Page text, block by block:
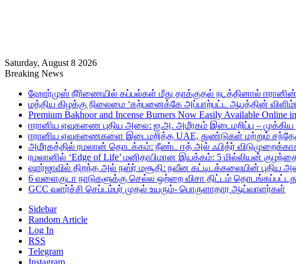
Saturday, August 8 2026
Breaking News
ஹோர்முஸ் நீரிணையில் கப்பல்கள் மீது தாக்குதல் நடத்தினால் ஈரானின்
மத்திய கிழக்கு நிலைமை ‘கற்பனைக்கே அப்பாற்பட்ட ஆபத்தின்
Premium Bakhoor and Incense Burners Now Easily Available Online
ஈரானிய ஏவுகணை புதிய அலை: ஐ.அ. அமீரகம் இடைமறிப்பு –
ஈரானிய ஏவுகணைகளை இடைமறித்த UAE, துண்டுகள் மற்றும்
அமீரகத்தில் ரமலான் தொடக்கம்: நீண்ட ஈத் அல் ஃபித்ர் விடுமுறைக்காக
ரமலானில் ‘Edge of Life’ மனிதாபிமான இயக்கம்: 5 மில்லியன்
ஷார்ஜாவில் திறந்த அல் நஸ்ர் மசூதி: நவீன கட்டிடக்கலையின் புதிய
6 வளைகுடா நாடுகளுக்கு செல்ல ஒற்றை விசா திட்டம்
GCC வளர்ச்சி செப்டம்பர் முதல் உயரும்- பொருளாதார ஆய்வாளர்கள்
Sidebar
Random Article
Log In
RSS
Telegram
Instagram